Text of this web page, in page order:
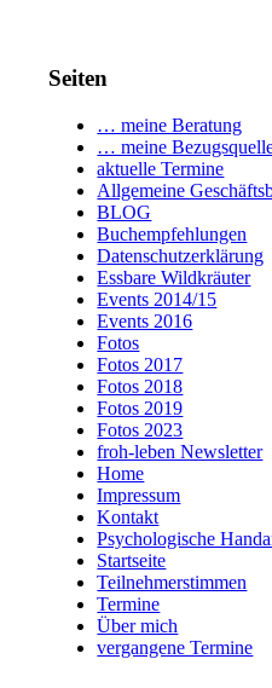
Seiten
… meine Beratung
… meine
aktuelle Termine
Allgemeine
BLOG
Buchempfehlungen
Datenschutzerklärung
Essbare Wildkräuter
Events 2014/15
Events 2016
Fotos
Fotos 2017
Fotos 2018
Fotos 2019
Fotos 2023
froh-leben Newsletter
Home
Impressum
Kontakt
Psychologische
Startseite
Teilnehmerstimmen
Termine
Über mich
vergangene Termine